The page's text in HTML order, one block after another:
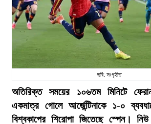
ছবি: সংগৃহীত
অতিরিক্ত সময়ের ১০৬তম মিনিটে
একমাত্র গোলে আর্জেন্টিনাকে ১-০
বিশ্বকাপের শিরোপা জিতেছে স্পেন। নিউ